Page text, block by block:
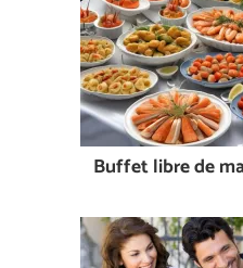
Buffet libre de